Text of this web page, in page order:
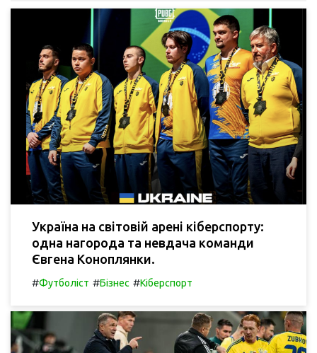
Україна на світовій арені кіберспорту:
одна нагорода та невдача команди
Євгена Коноплянки.
#Футболіст #Бізнес #Кіберспорт